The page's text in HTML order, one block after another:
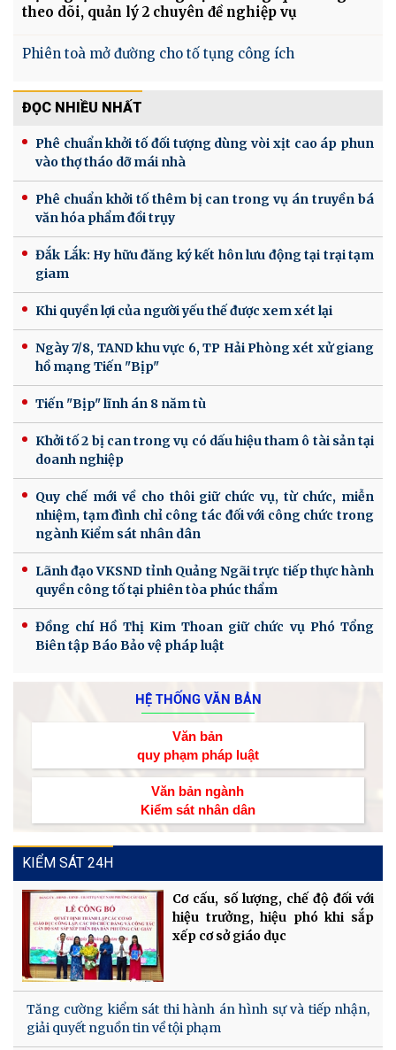
theo dõi, quản lý 2 chuyên đề nghiệp vụ
Phiên toà mở đường cho tố tụng công ích
ĐỌC NHIỀU NHẤT
Phê chuẩn khởi tố đối tượng dùng vòi xịt cao áp phun
vào thợ tháo dỡ mái nhà
Phê chuẩn khởi tố thêm bị can trong vụ án truyền bá
văn hóa phẩm đồi trụy
Đắk Lắk: Hy hữu đăng ký kết hôn lưu động tại trại tạm
giam
Khi quyền lợi của người yếu thế được xem xét lại
Ngày 7/8, TAND khu vực 6, TP Hải Phòng xét xử giang
hồ mạng Tiến "Bịp"
Tiến "Bịp" lĩnh án 8 năm tù
Khởi tố 2 bị can trong vụ có dấu hiệu tham ô tài sản tại
doanh nghiệp
Quy chế mới về cho thôi giữ chức vụ, từ chức, miễn
nhiệm, tạm đình chỉ công tác đối với công chức trong
ngành Kiểm sát nhân dân
Lãnh đạo VKSND tỉnh Quảng Ngãi trực tiếp thực hành
quyền công tố tại phiên tòa phúc thẩm
Đồng chí Hồ Thị Kim Thoan giữ chức vụ Phó Tổng
Biên tập Báo Bảo vệ pháp luật
HỆ THỐNG VĂN BẢN
Văn bản
quy phạm pháp luật
Văn bản ngành
Kiểm sát nhân dân
KIỂM SÁT 24H
Cơ cấu, số lượng, chế độ đối với
hiệu trưởng, hiệu phó khi sắp
xếp cơ sở giáo dục
Tăng cường kiểm sát thi hành án hình sự và tiếp nhận,
giải quyết nguồn tin về tội phạm